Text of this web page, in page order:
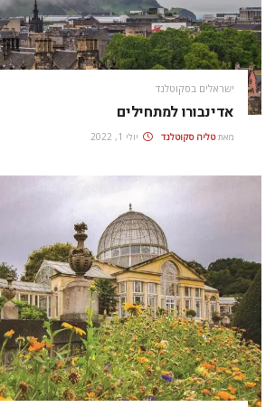
ישראלים בסקוטלנד
אדינבורו למתחילים
מאת טליה סקוטלנד יולי 1, 2022